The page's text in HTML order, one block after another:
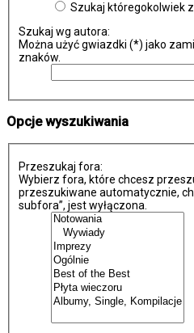
Szukaj któregokolwiek
Szukaj wg autora:
Można użyć gwiazdki (*) jako
znaków.
Opcje wyszukiwania
Przeszukaj fora:
Wybierz fora, które chcesz
przeszukiwane automatycznie,
subfora”, jest wyłączona.